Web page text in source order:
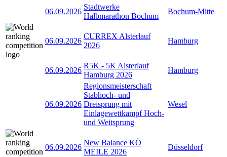
06.09.2026
Stadtwerke
Halbmarathon Bochum
Bochum-Mitte
06.09.2026
CURREX Alsterlauf
2026
Hamburg
06.09.2026
R5K - 5K Alsterlauf
Hamburg 2026
Hamburg
06.09.2026
Regionsmeisterschaft
Stabhoch- und
Dreisprung mit
Einlagewettkampf Hoch-
und Weitsprung
Wesel
06.09.2026
New Balance KÖ
MEILE 2026
Düsseldorf